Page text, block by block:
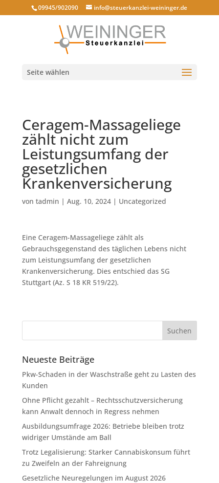
09945/902090 info@steuerkanzlei-weininger.de
Seite wählen
Ceragem-Massageliege
zählt nicht zum
Leistungsumfang der
gesetzlichen
Krankenversicherung
von tadmin | Aug. 10, 2024| Uncategorized
Eine Ceragem-Massageliege zählt als
Gebrauchsgegenstand des täglichen Lebens nicht
zum Leistungsumfang der gesetzlichen
Krankenversicherung. Dies entschied das SG
Stuttgart (Az. S 18 KR 519/22).
Neueste Beiträge
Pkw-Schaden in der Waschstraße geht zu Lasten des
Kunden
Ohne Pflicht gezahlt – Rechtsschutzversicherung
kann Anwalt dennoch in Regress nehmen
Ausbildungsumfrage 2026: Betriebe bleiben trotz
widriger Umstände am Ball
Trotz Legalisierung: Starker Cannabiskonsum führt
zu Zweifeln an der Fahreignung
Gesetzliche Neuregelungen im August 2026